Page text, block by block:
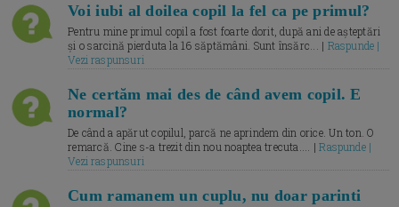
Voi iubi al doilea copil la fel ca pe primul?
Pentru mine primul copil a fost foarte dorit, după ani de așteptări
și o sarcină pierduta la 16 săptămâni. Sunt însărc... | Raspunde |
Vezi raspunsuri
Ne certăm mai des de când avem copil. E
normal?
De când a apărut copilul, parcă ne aprindem din orice. Un ton. O
remarcă. Cine s-a trezit din nou noaptea trecuta.... |Raspunde |
Vezi raspunsuri
Cum ramanem un cuplu, nu doar parinti